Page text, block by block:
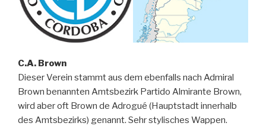
C.A. Brown
Dieser Verein stammt aus dem ebenfalls nach Admiral
Brown benannten Amtsbezirk Partido Almirante Brown,
wird aber oft Brown de Adrogué (Hauptstadt innerhalb
des Amtsbezirks) genannt. Sehr stylisches Wappen.